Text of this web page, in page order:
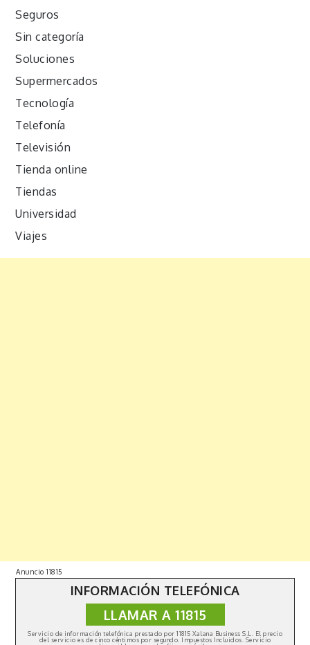
Seguros
Sin categoría
Soluciones
Supermercados
Tecnología
Telefonía
Televisión
Tienda online
Tiendas
Universidad
Viajes
Copyright © 2019 | All Rights Reserved. Fabulist by
Themes|Política de privacidad
Anuncio 11815
INFORMACIÓN TELEFÓNICA
LLAMAR A 11815
Servicio de información telefónica prestado por 11815 Xalana Business S.L. El precio
del servicio es de cinco céntimos por segundo. Impuestos Incluidos. Servicio